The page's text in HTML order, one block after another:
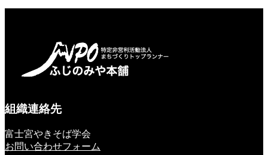
組織連絡先
富士宮やきそば学会
お問い合わせフォーム